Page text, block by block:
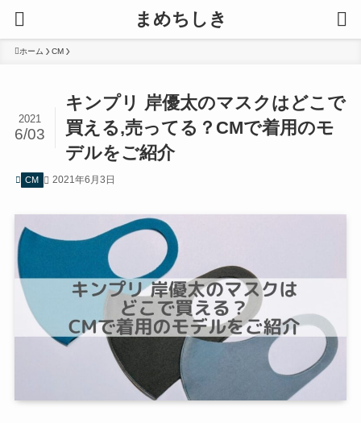
まめちしき
ホーム CM
キンプリ 岸優太のマスクはどこで
買える,売ってる？CMで着用のモ
デルをご紹介
2021
6/03
CM 2021年6月3日